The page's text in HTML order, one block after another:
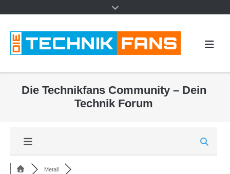
Die Technikfans Community – Dein
Technik Forum
Metall